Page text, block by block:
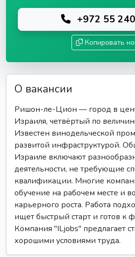
+972 55
Копировать
О вакансии
Ришон-ле-Цион — город в
Израиля, четвёртый по
Известен винодельческой
развитой инфраструктурой.
Израиле включают
деятельности, не требующие
квалификации. Многие
обучение на рабочем месте и
карьерного роста. Работа
ищет быстрый старт и готов к
Компания "ILjobs" предлагает
хорошими условиями труда.